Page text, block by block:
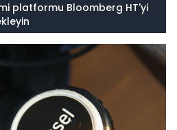
platformu Bloomberg HT'yi